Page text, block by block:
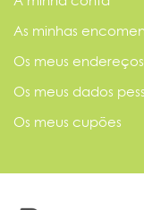
As minhas
Os meus endereços
Os meus dados
Os meus cupões